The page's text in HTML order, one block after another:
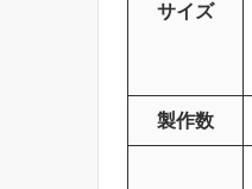
サイズ
製作数